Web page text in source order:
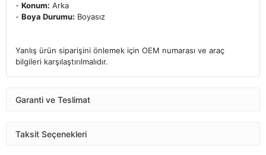
- Konum: Arka
- Boya Durumu: Boyasız
Yanlış ürün siparişini önlemek için OEM numarası ve araç
bilgileri karşılaştırılmalıdır.
Garanti ve Teslimat
Taksit Seçenekleri